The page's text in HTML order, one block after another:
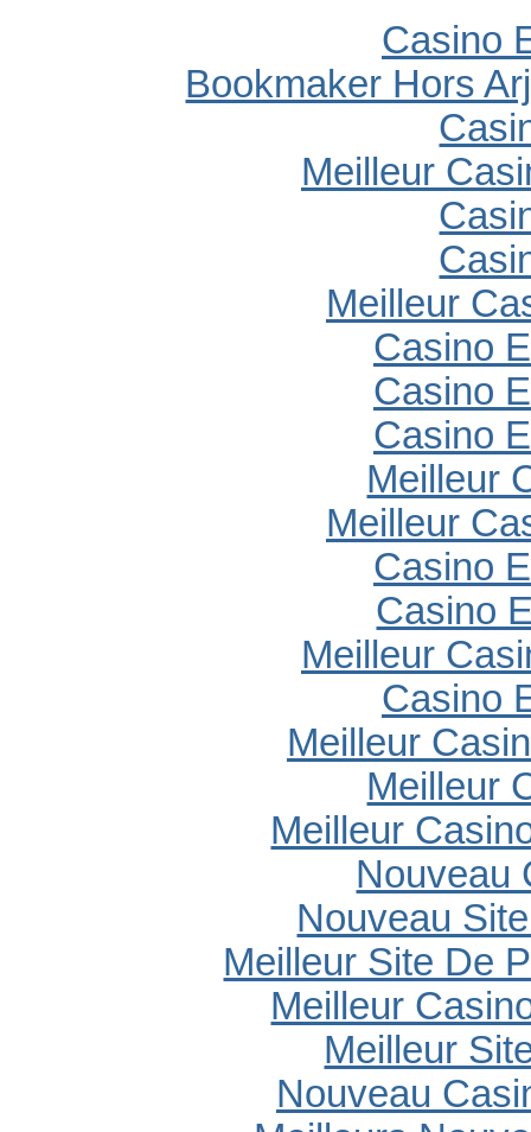
Casino
Bookmaker Hors
Meilleur
Meilleur
Casino
Casino
Casino
Meilleur
Meilleur
Casino
Casino
Meilleur
Casino
Meilleur
Meilleur
Meilleur
Nouveau
Nouveau
Meilleur Site De
Meilleur
Meilleur
Nouveau